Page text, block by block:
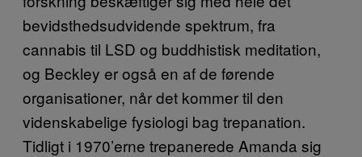
bevidsthedsudvidende spektrum, fra
cannabis til LSD og buddhistisk meditation,
og Beckley er også en af de førende
organisationer, når det kommer til den
videnskabelige fysiologi bag trepanation.
Tidligt i 1970’erne trepanerede Amanda sig